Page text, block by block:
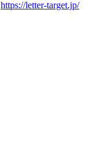
https://letter-target.jp/